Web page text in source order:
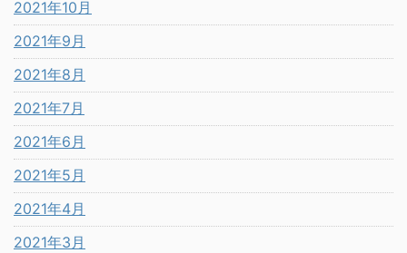
2021年10月
2021年9月
2021年8月
2021年7月
2021年6月
2021年5月
2021年4月
2021年3月